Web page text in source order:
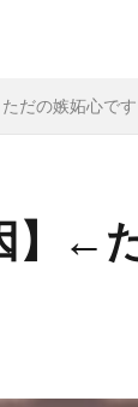
だの嫉妬心です
】←